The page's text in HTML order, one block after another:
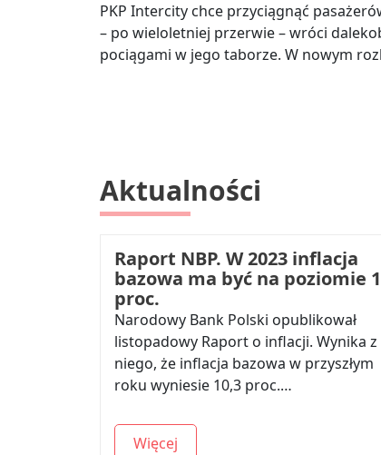
PKP Intercity chce przyciągnąć
– po wieloletniej przerwie – wróci
pociągami w jego taborze. W nowym
Aktualności
Raport NBP. W 2023 inflacja
bazowa ma być na poziomie
proc.
Narodowy Bank Polski opublikował
listopadowy Raport o inflacji. Wynika z
niego, że inflacja bazowa w przyszłym
roku wyniesie 10,3 proc.…
Więcej